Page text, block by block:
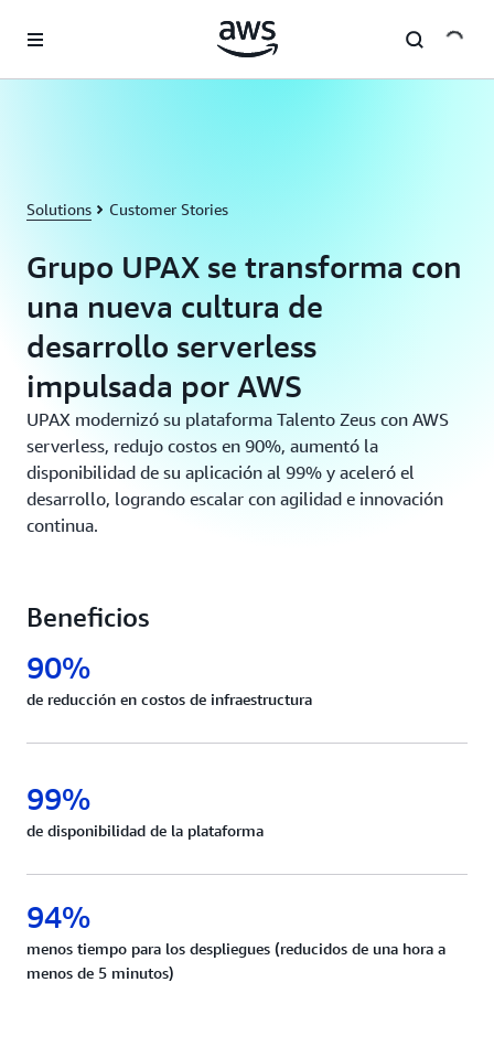
Solutions Customer Stories
Grupo UPAX se transforma con
una nueva cultura de
desarrollo serverless
impulsada por AWS
UPAX modernizó su plataforma Talento Zeus con AWS
serverless, redujo costos en 90%, aumentó la
disponibilidad de su aplicación al 99% y aceleró el
desarrollo, logrando escalar con agilidad e innovación
continua.
Beneficios
90%
de reducción en costos de infraestructura
99%
de disponibilidad de la plataforma
94%
menos tiempo para los despliegues (reducidos de una hora a
menos de 5 minutos)